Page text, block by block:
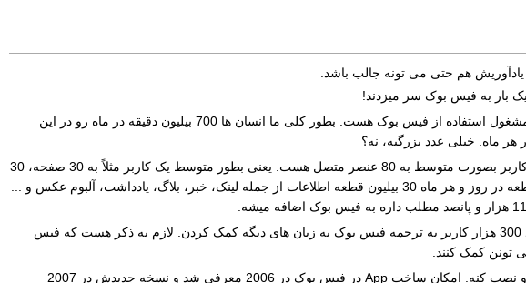
هم حتی می تونه جالب باشد.
در فیس بوک هر شخص بصورت میانگین 130 نفر در لیست دوستانش دیده می شه و 700 دقیقه در ماه رو مشغول استفاده از فیس بوک هست. بطور کلی ما انسان ها 700 بیلیون دقیقه در ماه رو در این
حدود 900 ملیون عنصر از جمله صفحات، گروه ها، رخدادها و ... در حال حاضر در فیس بوک وجود داره. هر کاربر بصورت متوسط به 80 عنصر متصل هست. یعنی بطور متوسط یک کاربر مثلاً به 30 صفحه، 30
گروه و 20 رخداد متصل هست و هر ماه هر کاربر 90 قطعه اطلاعات ایجاد می کنه، یعنی بطور متوسط 3 قطعه در روز و هر ماه 30 بیلیون قطعه اطلاعات از جمله لینک، خبر، بلاگ، یادداشت، آلبوم عکس و ...
فیس بوک در حال حاضر به 70 زبان دنیا ترجمه شده و حدود 30% کاربران فیس بوک آمریکایی هستند. حدود 300 هزار کاربر به ترجمه فیس بوک به زبان های دیگه کمک کردن. لازم به ذکر هست که فیس
تونن کمک کنند.
همانطور که می دونید در فیس بوک هر شخص می تونه نرم افزار هایی که اصطلاحاٌ به اون App گفته میشرو نصب کنه. امکان ساخت App در فیس بوک در 2006 معرفی شد و نسخه جدیدش در 2007